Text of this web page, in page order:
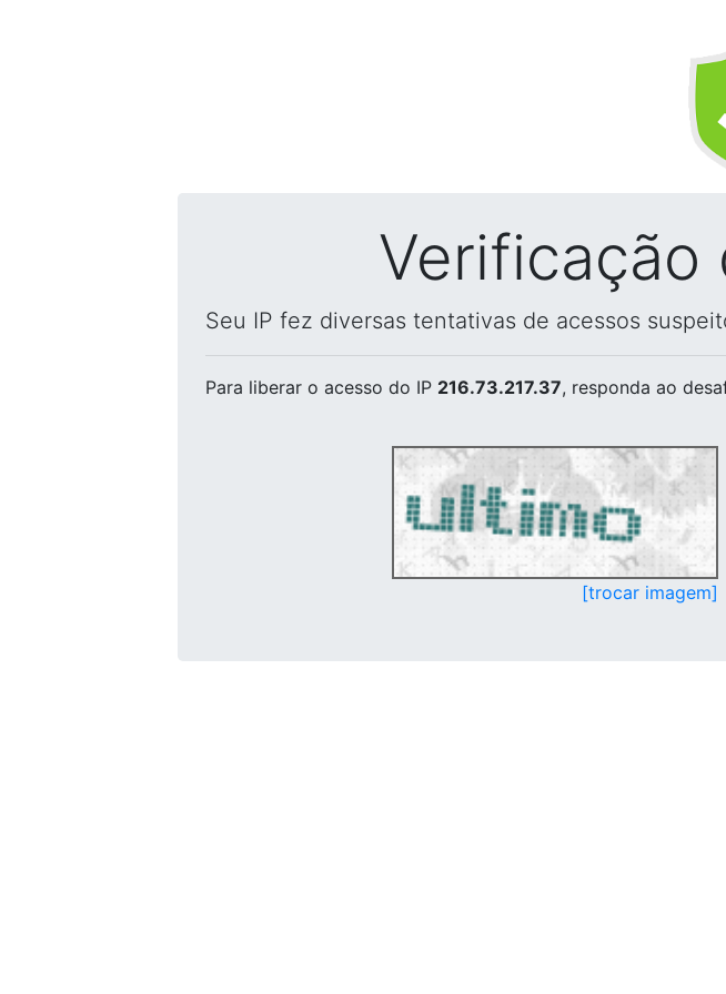
Verificação
Seu IP fez diversas tentativas de acessos
Para liberar o acesso do IP 216.73.217.37, responda ao
[trocar imagem]